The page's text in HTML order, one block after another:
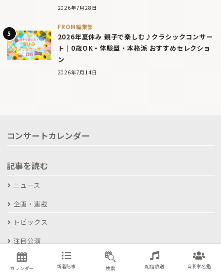
2026年7月28日
FROM編集部
2026年夏休み 親子で楽しむ♪クラシックコンサー
ト｜0歳OK・体験型・本格派 おすすめセレクショ
ン
2026年7月14日
コンサートカレンダー
記事を読む
ニュース
企画・連載
トピックス
注目公演
インタビュー
カレンダー 新着記事 検索 配信放送 音楽家名鑑